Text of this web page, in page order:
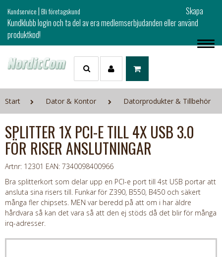
Kundservice|Bli företagskund
Skapa
Kundklubb login och ta del av era medlemserbjudanden eller använd
produktkod!
Start Dator & Kontor Datorprodukter & Tillbehör
SPLITTER 1X PCI-E TILL 4X USB 3.0
FÖR RISER ANSLUTNINGAR
Artnr: 12301 EAN: 7340098400966
Bra splitterkort som delar upp en PCI-e port till 4st USB portar att
ansluta sina risers till. Funkar för Z390, B550, B450 och säkert
många fler chipsets. MEN var beredd på att om i har äldre
hårdvara så kan det vara så att den ej stöds då det blir för många
irq-adresser.